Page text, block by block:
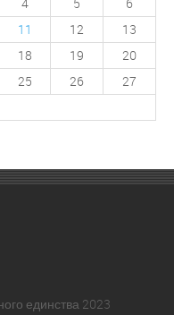
11 12
13
18 19
20
25 26
27
единства 2023